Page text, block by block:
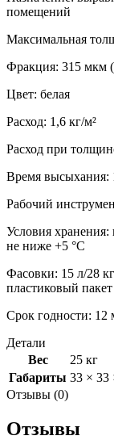
помещений
Максимальная
Фракция: 315 мкм
Цвет: белая
Расход: 1,6 кг/м²
Расход при
Время высыхания:
Рабочий
Условия хранения:
не ниже +5 °C
Фасовки: 15 л/28
пластиковый
Срок годности: 12
Детали
Вес
25 кг
Габариты 33 × 33
Отзывы (0)
Отзывы